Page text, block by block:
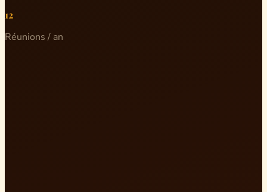
12
Réunions / an